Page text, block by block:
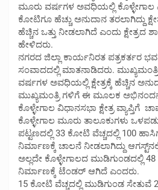
ಮೂರು ವರ್ಷಗಳ ಅವಧಿಯಲ್ಲಿ ಕೊಳ್ಳೇಗಾಲ
ಕೋಟಿಗೂ ಹೆಚ್ಚು ಅನುದಾನ ತರಲಾಗಿದ್ದು
ಹೆಚ್ಚಿನ ಒತ್ತು ನೀಡಲಾಗಿದೆ ಎಂದು ಕ್ಷೇತ್ರದ
ಹೇಳಿದರು.
ನಗರದ ಜಿಲ್ಲಾ ಕಾರ್ಯನಿರತ ಪತ್ರಕರ್ತರ
ಸಂವಾದದಲ್ಲಿ ಮಾತನಾಡಿದರು.
ವರ್ಷಗಳ ಅವಧಿಯಲ್ಲಿ ಕ್ಷೇತ್ರಕ್ಕೆ ಹೆಚ್ಚಿನ
ಮುಖ್ಯಮಂತ್ರಿ ಗಳಿಗೆ ಈ ಮೂಲಕ ಅಭಿನಂದನೆ
ಕೊಳ್ಳೇಗಾಲ ವಿಧಾನಸಭಾ ಕ್ಷೇತ್ರ
ಕೊಳ್ಳೇಗಾಲ ಮೂರು ತಾಲೂಕುಗಳು
ಪಟ್ಟಣದಲ್ಲಿ 33 ಕೋಟಿ ವೆಚ್ಚದಲ್ಲಿ 100
ನಿರ್ಮಾಣಕ್ಕೆ ಚಾಲನೆ ನೀಡಲಾಗಿದ್ದು
ಅಲ್ಲದೇ ಕೊಳ್ಳೇಗಾಲದ ಮುಡಿಗುಂಡದಲ್ಲಿ 48
ನಿರ್ಮಾಣಕ್ಕೆ ಟೆಂಡ‌ರ್ ಆಗಿದೆ ಎಂದರು.
15 ಕೋಟಿ ವೆಚ್ಚದಲ್ಲಿ ಮುಡಿಗುಂಡ ಸೇತುವೆ